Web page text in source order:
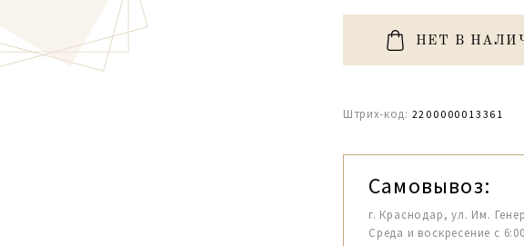
НЕТ В
Штрих-код: 2200000013361
Самовывоз:
г. Краснодар, ул. Им.
Среда и воскресение с